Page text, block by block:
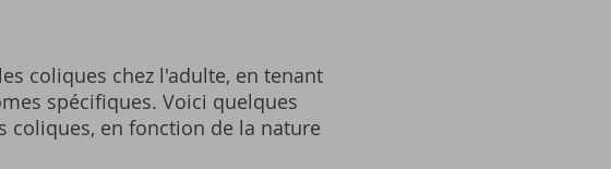
coliques chez l'adulte, en tenant
spécifiques. Voici quelques
en fonction de la nature